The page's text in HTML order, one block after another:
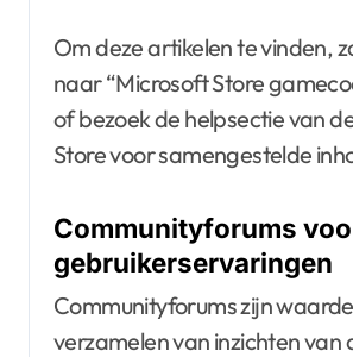
Om deze artikelen te vinden,
naar “Microsoft Store
of bezoek de helpsectie van
Store voor samengestelde
Communityforums
gebruikerservaringen
Communityforums zijn
verzamelen van inzichten van